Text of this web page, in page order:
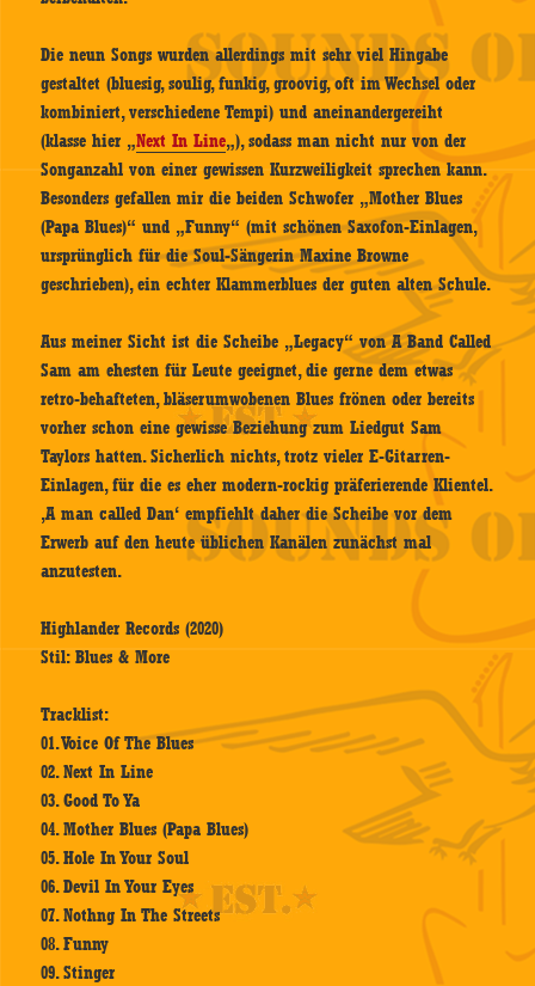
Die neun Songs wurden allerdings mit sehr viel Hingabe
gestaltet (bluesig, soulig, funkig, groovig, oft im Wechsel oder
kombiniert, verschiedene Tempi) und aneinandergereiht
(klasse hier „Next In Line„), sodass man nicht nur von der
Songanzahl von einer gewissen Kurzweiligkeit sprechen kann.
Besonders gefallen mir die beiden Schwofer „Mother Blues
(Papa Blues)“ und „Funny“ (mit schönen Saxofon-Einlagen,
ursprünglich für die Soul-Sängerin Maxine Browne
geschrieben), ein echter Klammerblues der guten alten Schule.
Aus meiner Sicht ist die Scheibe „Legacy“ von A Band Called
Sam am ehesten für Leute geeignet, die gerne dem etwas
retro-behafteten, bläserumwobenen Blues frönen oder bereits
vorher schon eine gewisse Beziehung zum Liedgut Sam
Taylors hatten. Sicherlich nichts, trotz vieler E-Gitarren-
Einlagen, für die es eher modern-rockig präferierende Klientel.
‚A man called Dan‘ empfiehlt daher die Scheibe vor dem
Erwerb auf den heute üblichen Kanälen zunächst mal
anzutesten.
Highlander Records (2020)
Stil: Blues & More
Tracklist:
01. Voice Of The Blues
02. Next In Line
03. Good To Ya
04. Mother Blues (Papa Blues)
05. Hole In Your Soul
06. Devil In Your Eyes
07. Nothng In The Streets
08. Funny
09. Stinger